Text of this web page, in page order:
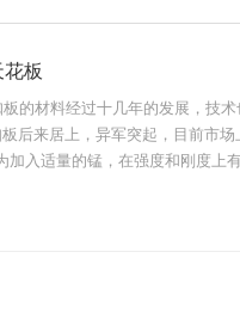
板
的材料经过十几年的发展，技
后来居上，异军突起，目前市
入适量的锰，在强度和刚度上